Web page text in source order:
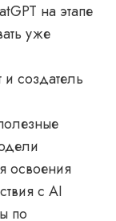
на этапе
уже
и создатель
освоения
с AI
по